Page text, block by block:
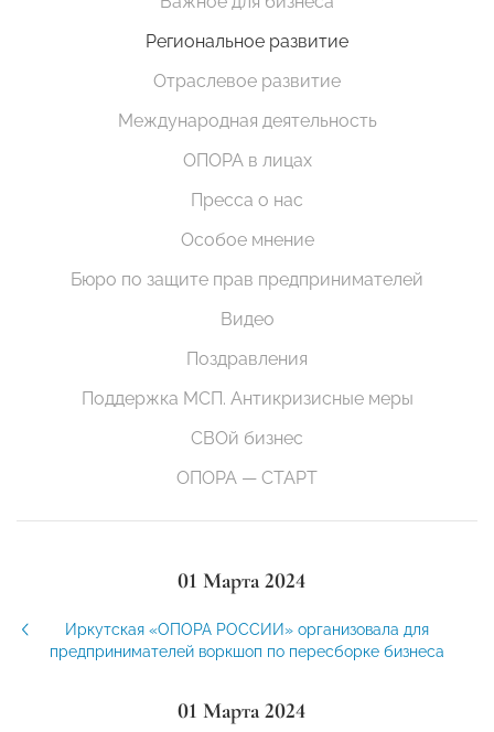
Региональное развитие
Отраслевое развитие
Международная деятельность
ОПОРА в лицах
Пресса о нас
Особое мнение
Бюро по защите прав предпринимателей
Видео
Поздравления
Поддержка МСП. Антикризисные меры
СВОй бизнес
ОПОРА — СТАРТ
01 Марта 2024
Иркутская «ОПОРА РОССИИ» организовала для
предпринимателей воркшоп по пересборке бизнеса
01 Марта 2024